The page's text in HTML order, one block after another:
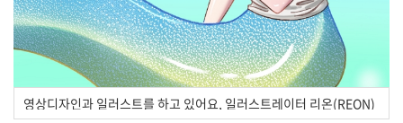
영상디자인과 일러스트를 하고 있어요, 일러스트레이터 리온(REON)